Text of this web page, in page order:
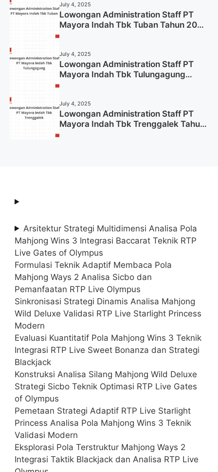
July 4, 2025
Lowongan Administration Staff PT
Mayora Indah Tbk Tuban Tahun 2025
July 4, 2025
Lowongan Administration Staff PT
Mayora Indah Tbk Tulungagung
July 4, 2025
Lowongan Administration Staff PT
Mayora Indah Tbk Trenggalek Tahun
Arsitektur Strategi Multidimensi Analisa Pola
Mahjong Wins 3 Integrasi Baccarat Teknik RTP
Live Gates of Olympus
Formulasi Teknik Adaptif Membaca Pola
Mahjong Ways 2 Analisa Sicbo dan
Pemanfaatan RTP Live Olympus
Sinkronisasi Strategi Dinamis Analisa Mahjong
Wild Deluxe Validasi RTP Live Starlight Princess
Modern
Evaluasi Kuantitatif Pola Mahjong Wins 3 Teknik
Integrasi RTP Live Sweet Bonanza dan Strategi
Blackjack
Konstruksi Analisa Silang Mahjong Wild Deluxe
Strategi Sicbo Teknik Optimasi RTP Live Gates
of Olympus
Pemetaan Strategi Adaptif RTP Live Starlight
Princess Analisa Pola Mahjong Wins 3 Teknik
Validasi Modern
Eksplorasi Pola Terstruktur Mahjong Ways 2
Integrasi Taktik Blackjack dan Analisa RTP Live